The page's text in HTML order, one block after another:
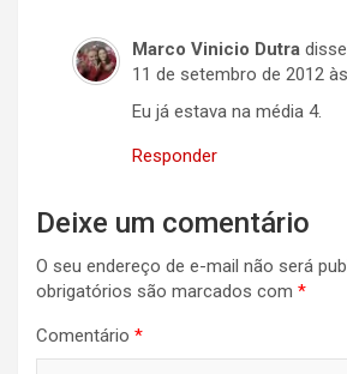
Marco Vinicio Dutra
11 de setembro de 2012
Eu já estava na média 4.
Responder
Deixe um comentário
O seu endereço de e-mail não será
obrigatórios são marcados com *
Comentário *